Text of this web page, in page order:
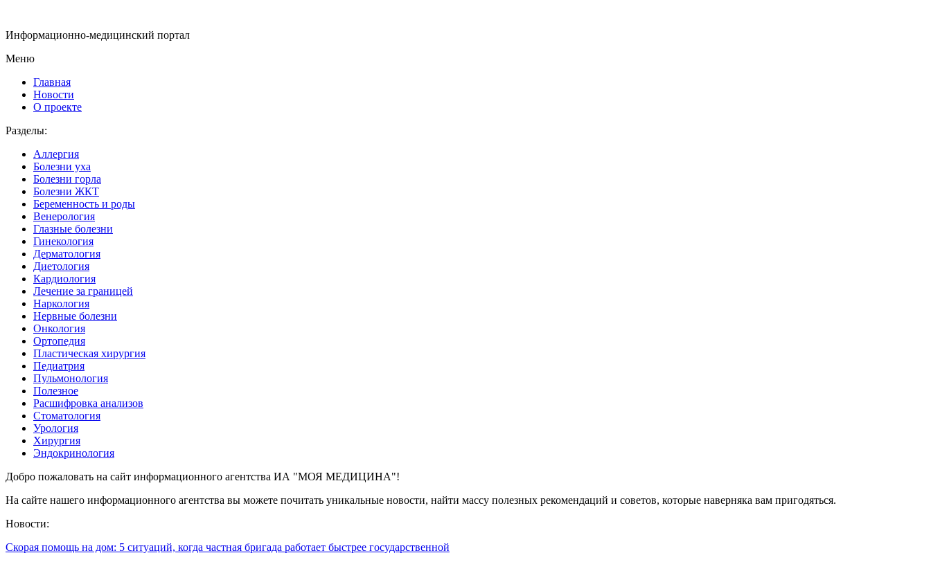
Информационно-медицинский портал
Меню
Главная
Новости
О проекте
Разделы:
Аллергия
Болезни уха
Болезни горла
Болезни ЖКТ
Беременность и роды
Венерология
Глазные болезни
Гинекология
Дерматология
Диетология
Кардиология
Лечение за границей
Наркология
Нервные болезни
Онкология
Ортопедия
Пластическая хирургия
Педиатрия
Пульмонология
Полезное
Расшифровка анализов
Стоматология
Урология
Хирургия
Эндокринология
Добро пожаловать на сайт информационного агентства ИА "МОЯ МЕДИЦИНА"!
На сайте нашего информационного агентства вы можете почитать уникальные новости, найти массу полезных рекомендаций и советов, которые наверняка вам пригодяться.
Новости:
Скорая помощь на дом: 5 ситуаций, когда частная бригада работает быстрее государственной